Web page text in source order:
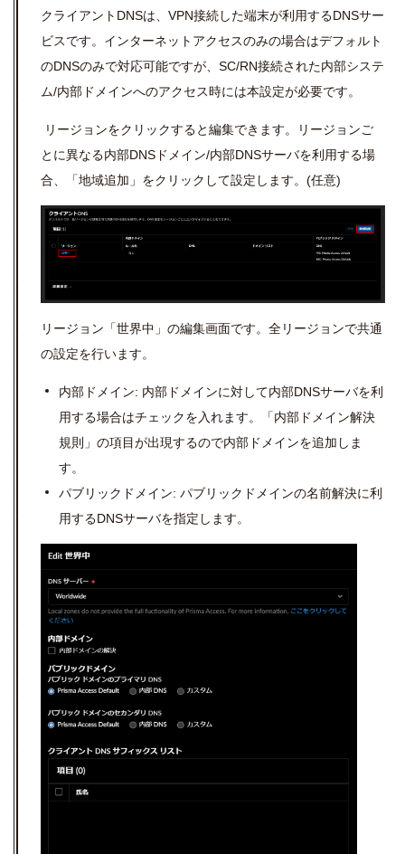
クライアント DNSは、 VPN接続した端末が利用するDNSサー
ビスです。インターネットアクセスのみの場合はデフォルト
のDNSのみで対応可能ですが、 SC/RN接続された内部システ
ム/内部ドメインへのアクセス時には本設定が必要です。
リージョンをクリックすると編集できます。リージョンご
とに異なる内部DNS ドメイン/内部DNSサーバを利用する場
合、「地域追加」をクリックして設定します。(任意)
リージョン「世界中」の編集画面です。全リージョンで共通
の設定を行います。
内部ドメイン: 内部ドメインに対して内部DNSサーバを利
用する場合はチェックを入れます。「内部ドメイン解決
規則」の項目が出現するので内部ドメインを追加しま
す。
パブリックドメイン: パブリックドメインの名前解決に利
用するDNSサーバを指定します。